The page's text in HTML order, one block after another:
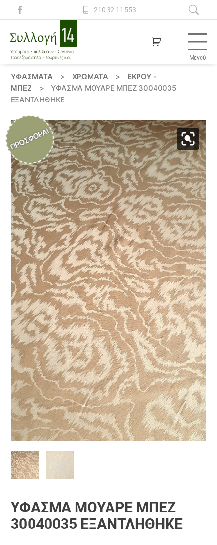
210 32 11 553
14
Μενού
ΥΦΆΣΜΑΤΑ > ΧΡΏΜΑΤΑ >
ΕΚΡΟΥ -
ΜΠΕΖ
>
ΎΦΑΣΜΑ ΜΟΥΑΡΈ ΜΠΈΖ 30040035
ΕΞΑΝΤΛΗΘΗΚΕ
ΠΡΟΣΦΟΡΆ!
ΎΦΑΣΜΑ ΜΟΥΑΡΈ ΜΠΈΖ
30040035 ΕΞΑΝΤΛΗΘΗΚΕ